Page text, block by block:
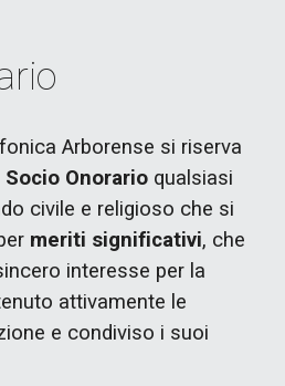
Arborense si riserva
Socio Onorario qualsiasi
civile e religioso che si
meriti significativi, che
interesse per la
attivamente le
e condiviso i suoi